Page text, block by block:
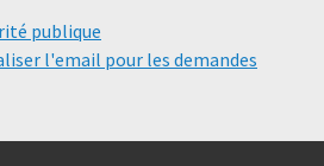
publique
l'email pour les demandes